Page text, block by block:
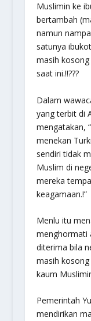
Muslimin ke
bertambah
namun
satunya
masih
saat ini.!!???
Dalam
yang terbit di
mengatakan,
menekan
sendiri tidak
Muslim di
mereka
keagamaan.!”
Menlu itu
menghormati
diterima bila
masih
kaum
Pemerintah
mendirikan